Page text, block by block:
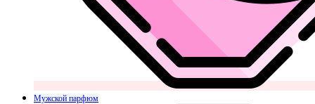
Мужской парфюм